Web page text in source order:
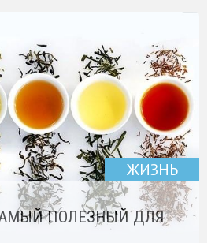
ЖИЗНЬ
ПОЛЕЗНЫЙ ДЛЯ